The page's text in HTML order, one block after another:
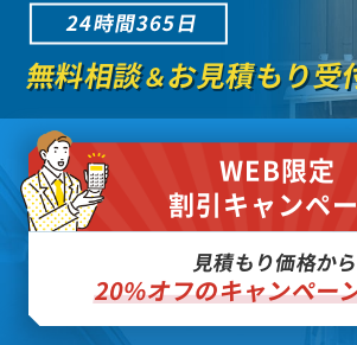
24時間365日
無料相談＆お見積もり受
WEB限定
割引キャンペ
見積もり価格から
20%オフのキャンペー